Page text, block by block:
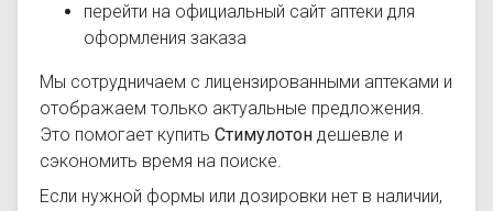
перейти на официальный сайт аптеки для
оформления заказа
Мы сотрудничаем с лицензированными аптеками и
отображаем только актуальные предложения.
Это помогает купить Стимулотон дешевле и
сэкономить время на поиске.
Если нужной формы или дозировки нет в наличии,